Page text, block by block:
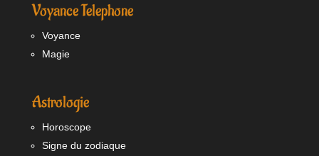
Voyance Telephone
Voyance
Magie
Astrologie
Horoscope
Signe du zodiaque